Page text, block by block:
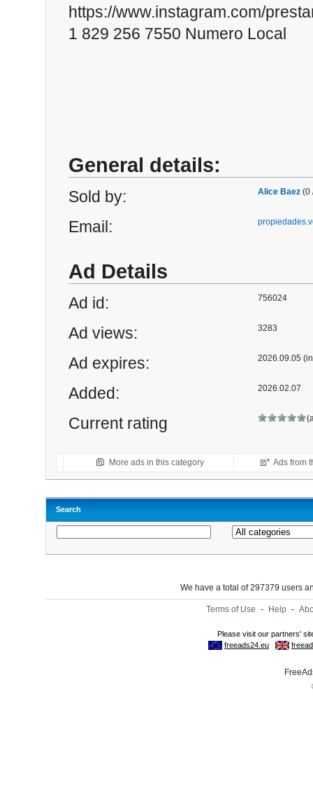
https://www.instagram.com/
1 829 256 7550 Numero Local
General details:
Sold by: Alice Baez (0
Email:
Ad Details
Ad id: 756024
Ad views: 3283
Ad expires: 2026.09.05
Added: 2026.02.07
Current rating
More ads in this category Ads from
Search
We have a total of 297379 users
Terms of Use - Help -